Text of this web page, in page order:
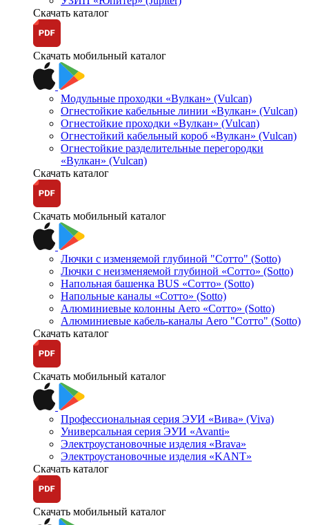
Скачать каталог
Скачать мобильный каталог
Модульные проходки «Вулкан» (Vulcan)
Огнестойкие кабельные линии «Вулкан» (Vulcan)
Огнестойкие проходки «Вулкан» (Vulcan)
Огнестойкий кабельный короб «Вулкан» (Vulcan)
Огнестойкие разделительные перегородки
«Вулкан» (Vulcan)
Скачать каталог
Скачать мобильный каталог
Лючки с изменяемой глубиной "Сотто" (Sotto)
Лючки с неизменяемой глубиной «Сотто» (Sotto)
Напольная башенка BUS «Сотто» (Sotto)
Напольные каналы «Сотто» (Sotto)
Алюминиевые колонны Aero «Сотто» (Sotto)
Алюминиевые кабель-каналы Aero "Сотто" (Sotto)
Скачать каталог
Скачать мобильный каталог
Профессиональная серия ЭУИ «Вива» (Viva)
Универсальная серия ЭУИ «Avanti»
Электроустановочные изделия «Brava»
Электроустановочные изделия «KANT»
Скачать каталог
Скачать мобильный каталог